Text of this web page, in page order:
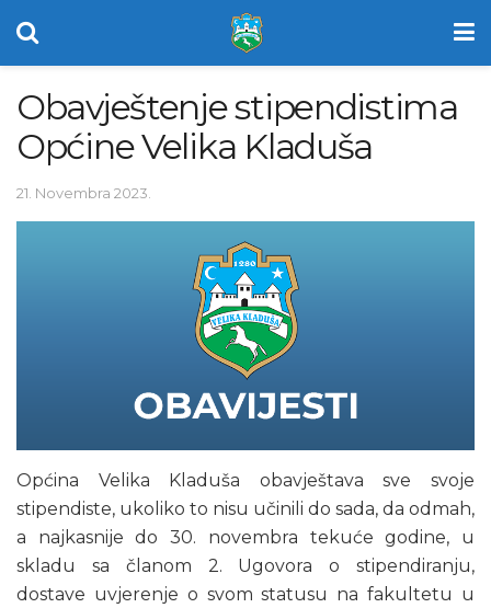
Obavještenje stipendistima
Općine Velika Kladuša
21. Novembra 2023.
Općina Velika Kladuša obavještava sve svoje
stipendiste, ukoliko to nisu učinili do sada, da odmah,
a najkasnije do 30. novembra tekuće godine, u
skladu sa članom 2. Ugovora o stipendiranju,
dostave uvjerenje o svom statusu na fakultetu u